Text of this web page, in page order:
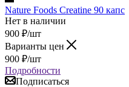
Nature Foods Creatine 90 капс
Нет в наличии
900 ₽/шт
Варианты цен
900 ₽/шт
Подробности
Подписаться